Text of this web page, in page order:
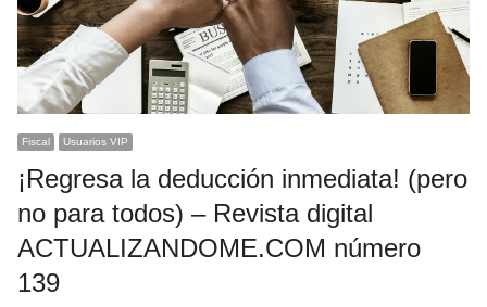
Fiscal Usuarios VIP
¡Regresa la deducción inmediata! (pero
no para todos) – Revista digital
ACTUALIZANDOME.COM número
139